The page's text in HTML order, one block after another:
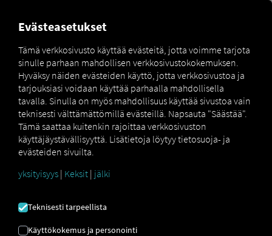
Glossar Was ist eine Fahrerkarte
KULJETTAJAKORTTI
Mikä on kuljettajakortti? Määritelmä,
henkilöllisyystodistus
kuljettajan henkilöllisyyteen ja ajotoimintaan
tietojen tallentamiseen. Viranomaiset voivat tarkastella
Evästeasetukset
Tämä verkkosivusto käyttää evästeitä, jotta voimme tarjota
sinulle parhaan mahdollisen verkkosivustokokemuksen.
Hyväksy näiden evästeiden käyttö, jotta verkkosivustoa ja
tarjouksiasi voidaan käyttää parhaalla mahdollisella
tavalla. Sinulla on myös mahdollisuus käyttää sivustoa vain
teknisesti välttämättömillä evästeillä. Napsauta "Säästää".
Tämä saattaa kuitenkin rajoittaa verkkosivuston
käyttäjäystävällisyyttä. Lisätietoja löytyy tietosuoja- ja
evästeiden sivuilta.
yksityisyys | Keksit | jälki
Teknisesti tarpeellista
Käyttökokemus ja personointi